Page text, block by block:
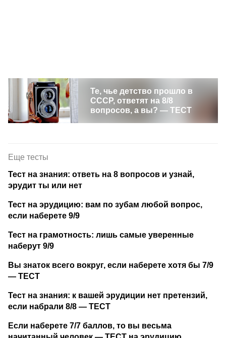
Те, чье детство прошло в
СССР, ответят на 8/8
вопросов, а вы? — ТЕСТ
Еще тесты
Тест на знания: ответь на 8 вопросов и узнай,
эрудит ты или нет
Тест на эрудицию: вам по зубам любой вопрос,
если наберете 9/9
Тест на грамотность: лишь самые уверенные
наберут 9/9
Вы знаток всего вокруг, если наберете хотя бы 7/9
— ТЕСТ
Тест на знания: к вашей эрудиции нет претензий,
если набрали 8/8 — ТЕСТ
Если наберете 7/7 баллов, то вы весьма